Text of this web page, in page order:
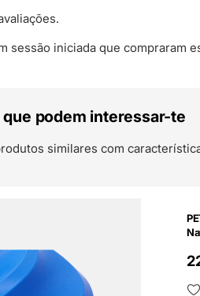
sessão iniciada que compraram
podem interessar-te
similares com